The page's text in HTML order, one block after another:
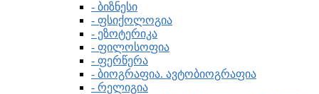
- ბიზნესი
- ფსიქოლოგია
- ეზოტერიკა
- ფილოსოფია
- ფერწერა
- ბიოგრაფია. ავტობიოგრაფია
- რელიგია